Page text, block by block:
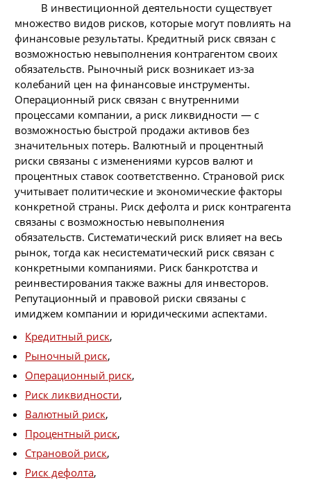
В инвестиционной деятельности существует
множество видов рисков, которые могут повлиять на
финансовые результаты. Кредитный риск связан с
возможностью невыполнения контрагентом своих
обязательств. Рыночный риск возникает из-за
колебаний цен на финансовые инструменты.
Операционный риск связан с внутренними
процессами компании, а риск ликвидности — с
возможностью быстрой продажи активов без
значительных потерь. Валютный и процентный
риски связаны с изменениями курсов валют и
процентных ставок соответственно. Страновой риск
учитывает политические и экономические факторы
конкретной страны. Риск дефолта и риск контрагента
связаны с возможностью невыполнения
обязательств. Систематический риск влияет на весь
рынок, тогда как несистематический риск связан с
конкретными компаниями. Риск банкротства и
реинвестирования также важны для инвесторов.
Репутационный и правовой риски связаны с
имиджем компании и юридическими аспектами.
Кредитный риск,
Рыночный риск,
Операционный риск,
Риск ликвидности,
Валютный риск,
Процентный риск,
Страновой риск,
Риск дефолта,